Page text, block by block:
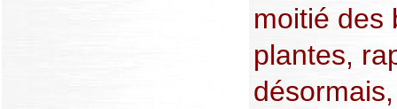
moitié des
plantes,